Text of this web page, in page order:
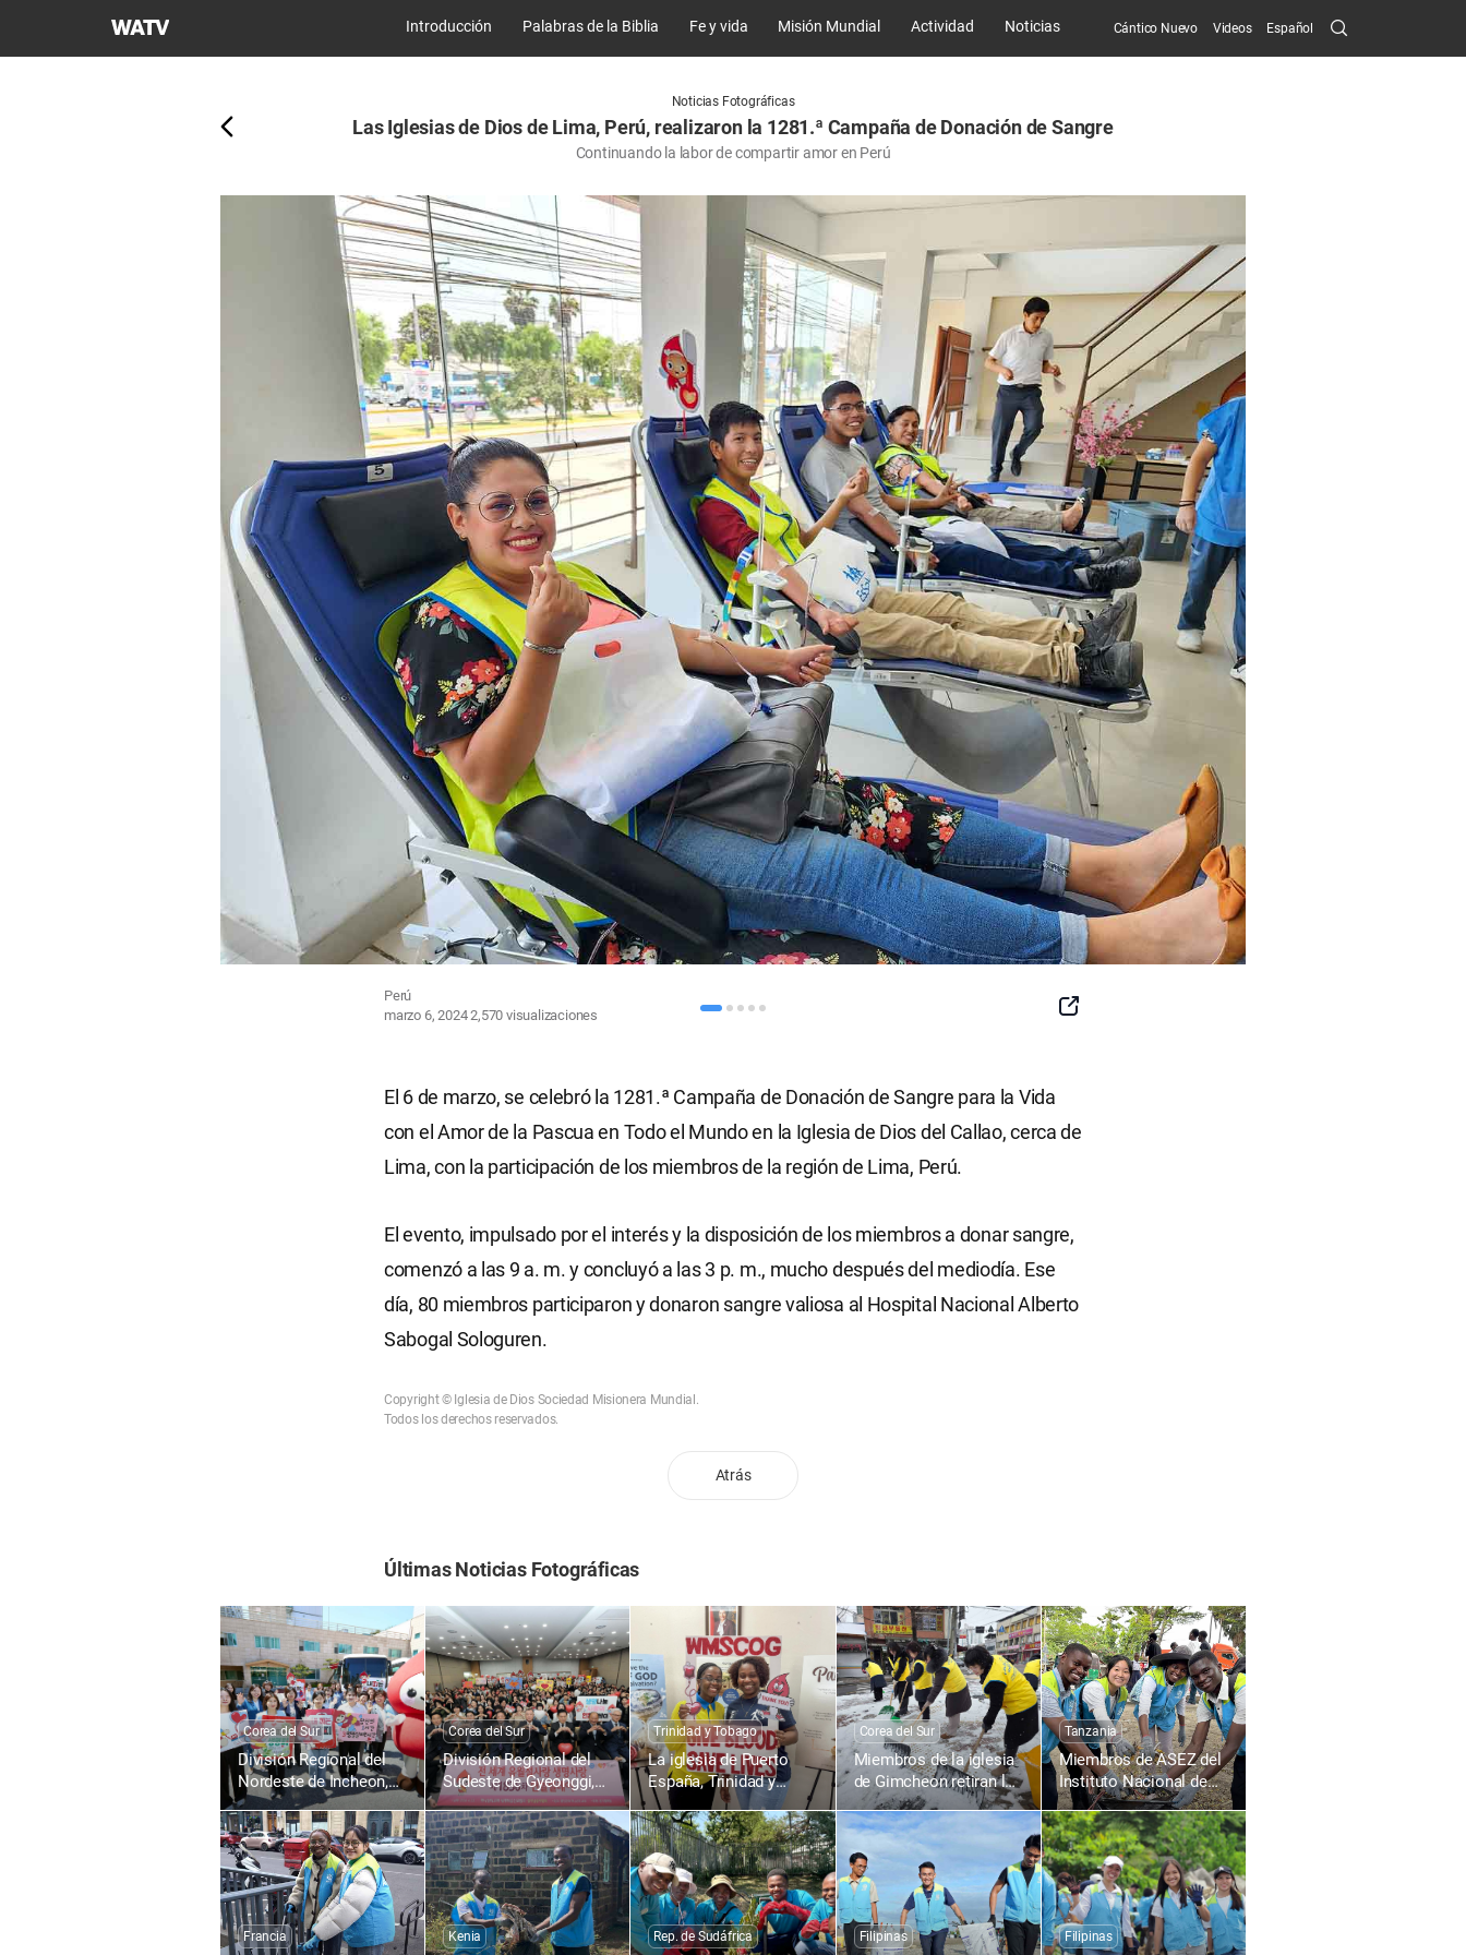
Iglesia
Misionera
Introducción Palabras de la Biblia Fe y vida Misión Mundial Actividad Noticias Cántico Nuevo Videos Español Search
Submit
Noticias Fotográficas
Las Iglesias de Dios de Lima, Perú, realizaron la 1281.ª Campaña de Donación de Sangre
Continuando la labor de compartir amor en Perú
Perú
marzo 6, 20242,570visualizaciones
SNS
El 6 de marzo, se celebró la 1281.ª Campaña de Donación de Sangre para la Vida
con el Amor de la Pascua en Todo el Mundo en la Iglesia de Dios del Callao, cerca de
Lima, con la participación de los miembros de la región de Lima, Perú.
El evento, impulsado por el interés y la disposición de los miembros a donar sangre,
comenzó a las 9 a. m. y concluyó a las 3 p. m., mucho después del mediodía. Ese
día, 80 miembros participaron y donaron sangre valiosa al Hospital Nacional Alberto
Sabogal Sologuren.
Copyright © Iglesia de Dios Sociedad Misionera Mundial.
Todos los derechos reservados.
Atrás
Últimas Noticias Fotográficas
Corea del Sur
División Regional del
Nordeste de Incheon,
Corea: 1895.ª Campaña
de Donación de Sangre
para la Vida con el
Amor de la Pascua en
Todo el Mundo
Corea del Sur
División Regional del
Sudeste de Gyeonggi,
Corea: 1836.ª Campaña
de Donación de Sangre
para la Vida con el
Amor de la Pascua en
Todo el Mundo
Trinidad y Tobago
La iglesia de Puerto
España, Trinidad y
Tobago, realiza la
1804.ª Campaña de
Donación de Sangre
para la Vida con el
Amor de la Pascua en
Todo el Mundo
Corea del Sur
Miembros de la iglesia
de Gimcheon retiran la
nieve en la calle
Gimcheon-ro, Namsan-
dong
Tanzania
Miembros de ASEZ del
Instituto Nacional de
Transporte de Tanzania
contribuyen a un
entorno local limpio
mediante la limpieza de
calles
Francia Kenia Rep. de Sudáfrica Filipinas Filipinas